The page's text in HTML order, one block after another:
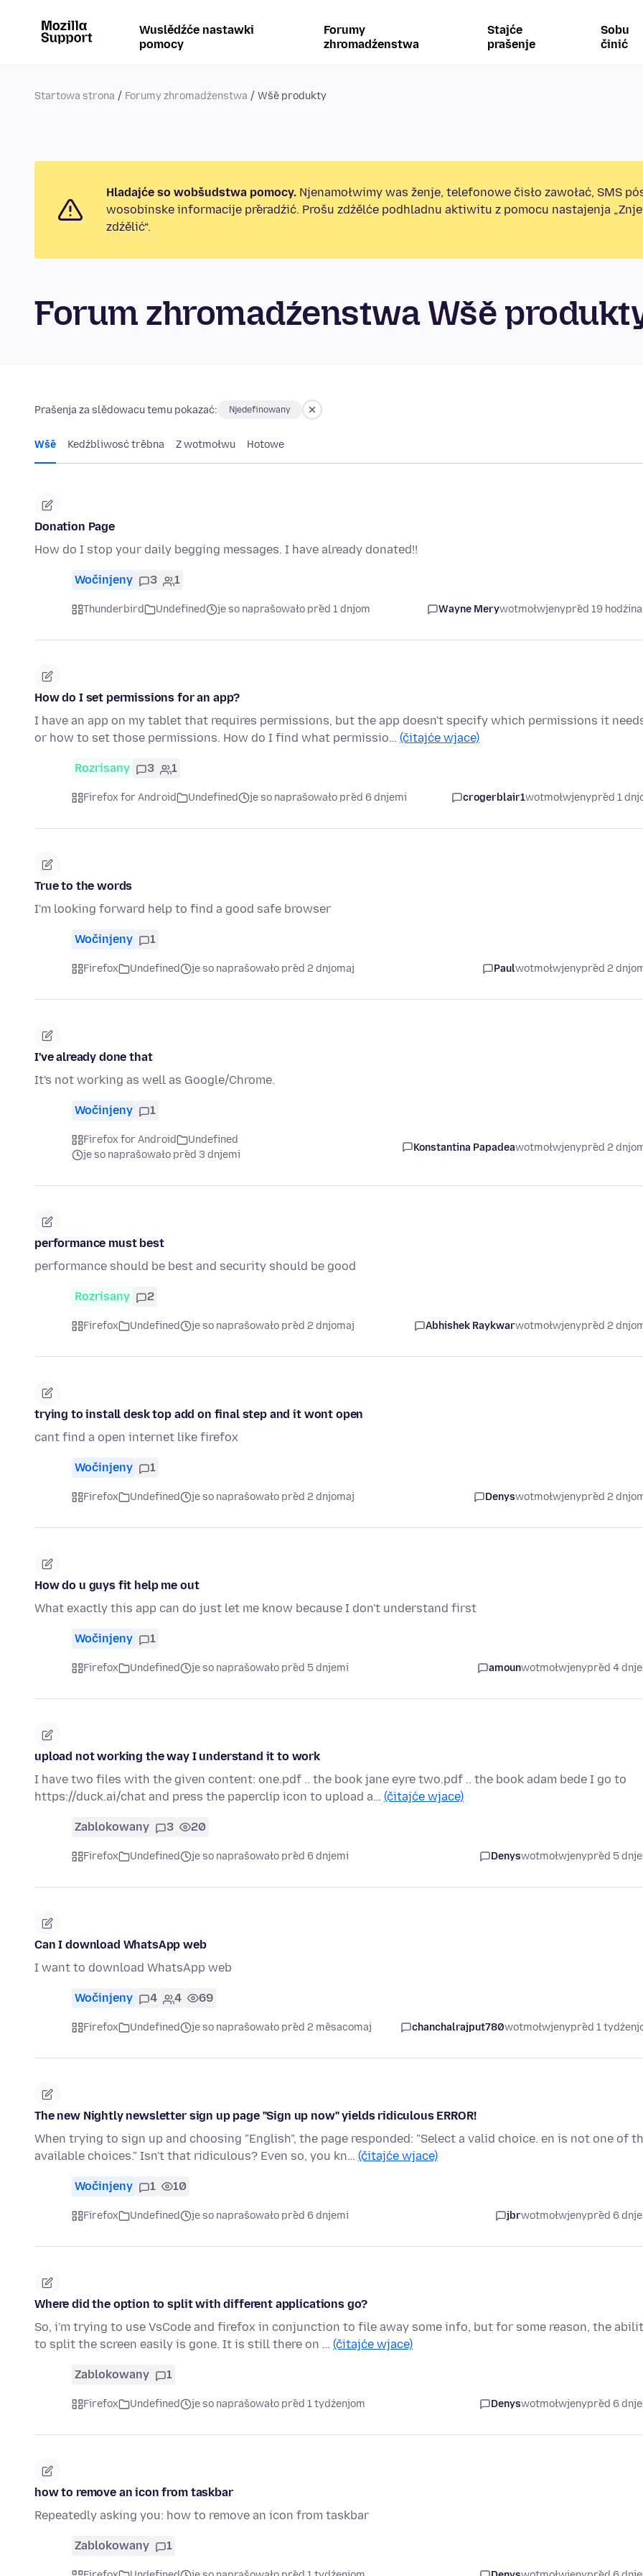
Wuslědźće nastawki
pomocy
Forumy
zhromadźenstwa
Stajće
prašenje
Sobu
činić
Startowa strona Forumy zhromadźenstwa Wšě produkty
Hladajće so wobšudstwa pomocy. Njenamołwimy was ženje, telefonowe čisło zawołać, SMS
wosobinske informacije přeradźić. Prošu zdźělće podhladnu aktiwitu z pomocu nastajenja
zdźělić“.
Forum zhromadźenstwa Wšě
Prašenja za slědowacu temu pokazać: Njedefinowany
Wšě Kedźbliwosć trěbna Z wotmołwu Hotowe
Donation Page
How do I stop your daily begging messages. I have already donated!!
Wočinjeny 3 1
Thunderbird Undefined je so naprašowało před 1 dnjom Wayne Merywotmołwjenypřed 19
How do I set permissions for an app?
I have an app on my tablet that requires permissions, but the app doesn't specify which permissions it
or how to set those permissions. How do I find what permissio… (čitajće wjace)
Rozrisany 3 1
Firefox for Android Undefined je so naprašowało před 6 dnjemi crogerblair1wotmołwjenypřed 1
True to the words
I'm looking forward help to find a good safe browser
Wočinjeny 1
Firefox Undefined je so naprašowało před 2 dnjomaj Paulwotmołwjenypřed 2
I've already done that
It's not working as well as Google/Chrome.
Wočinjeny 1
Firefox for Android
Undefined
je so naprašowało před 3 dnjemi
Konstantina Papadeawotmołwjenypřed 2
performance must best
performance should be best and security should be good
Rozrisany 2
Firefox Undefined je so naprašowało před 2 dnjomaj Abhishek Raykwarwotmołwjenypřed 2
trying to install desk top add on final step and it wont open
cant find a open internet like firefox
Wočinjeny 1
Firefox Undefined je so naprašowało před 2 dnjomaj Denyswotmołwjenypřed 2
How do u guys fit help me out
What exactly this app can do just let me know because I don't understand first
Wočinjeny 1
Firefox Undefined je so naprašowało před 5 dnjemi amounwotmołwjenypřed 4
upload not working the way I understand it to work
I have two files with the given content: one.pdf .. the book jane eyre two.pdf .. the book adam bede I go to
https://duck.ai/chat and press the paperclip icon to upload a… (čitajće wjace)
Zablokowany 3 20
Firefox Undefined je so naprašowało před 6 dnjemi Denyswotmołwjenypřed 5
Can I download WhatsApp web
I want to download WhatsApp web
Wočinjeny 4 4 69
Firefox Undefined je so naprašowało před 2 měsacomaj chanchalrajput780wotmołwjenypřed 1
The new Nightly newsletter sign up page "Sign up now" yields ridiculous ERROR!
When trying to sign up and choosing "English", the page responded: "Select a valid choice. en is not one of
available choices." Isn't that ridiculous? Even so, you kn… (čitajće wjace)
Wočinjeny 1 10
Firefox Undefined je so naprašowało před 6 dnjemi jbrwotmołwjenypřed 6
Where did the option to split with different applications go?
So, i'm trying to use VsCode and firefox in conjunction to file away some info, but for some reason, the
to split the screen easily is gone. It is still there on … (čitajće wjace)
Zablokowany 1
Firefox Undefined je so naprašowało před 1 tydźenjom Denyswotmołwjenypřed 6
how to remove an icon from taskbar
Repeatedly asking you: how to remove an icon from taskbar
Zablokowany 1